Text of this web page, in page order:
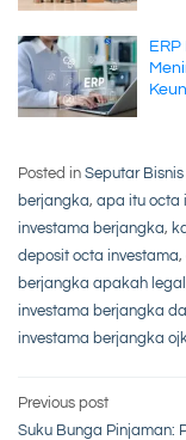
Posted in Seputar Bisnis
berjangka, apa itu octa
investama berjangka,
deposit octa investama,
berjangka apakah legal
investama berjangka
investama berjangka
Post
Previous post
Suku Bunga Pinjaman: